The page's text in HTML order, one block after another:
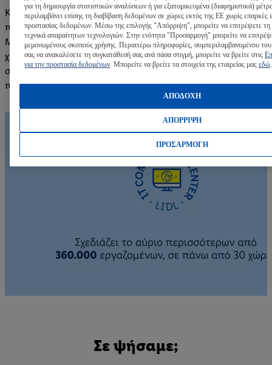
Και η αγαπημένη μας λέξη είναι το «μαζί». Μαζί
πετυχαίνουμε τους στόχους μας. Μαζί μας εξελίσσεσαι.
Μαθαίνουμε ασταμάτητα, ξεπερνάμε τον εαυτό μας,
χτίζουμε το μέλλον μας. Γινόμαστε όλα όσα είμαστε, χάρη σε
σένα! Γίνε κι εσύ μέρος του #teamlidl και μιας ομάδας με
περισσότερους από 3.500 IT professionals.
Σε ψήσαμε;
για τη δημιουργία στατιστικών αναλύσεων ή για εξατομικευμένα (διαφημιστικά)
περιλαμβάνει επίσης τη διαβίβαση δεδομένων σε χώρες εκτός της ΕΕ χωρίς επαρκές
προστασίας δεδομένων. Μέσω της επιλογής "Απόρριψη", μπορείτε να επιτρέψετε
τεχνικά απαραίτητων τεχνολογιών. Στην ενότητα "Προσαρμογή" μπορείτε να
μεμονωμένους σκοπούς χρήσης. Περαιτέρω πληροφορίες, συμπεριλαμβανομένου
σας να ανακαλέσετε τη συγκατάθεσή σας ανά πάσα στιγμή, μπορείτε να βρείτε στις
για την προστασία δεδομένων. Μπορείτε να βρείτε τα στοιχεία της εταιρείας μας εδώ.
ΑΠΟΡΡΙΨΗ
ΑΠΟΔΟΧΗ
ΠΡΟΣΑΡΜΟΓΗ